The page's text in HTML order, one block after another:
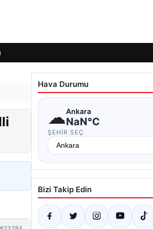
Hava Durumu
☁Ankara
NaN°C
ŞEHIR SEÇ
Bizi Takip Edin